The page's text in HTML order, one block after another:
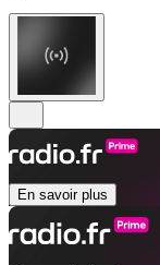
En savoir plus